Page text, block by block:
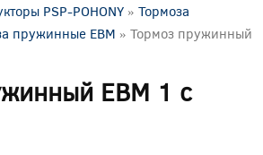
PSP-POHONY » Тормоза
пружинные EBM » Тормоз пружинный
EBM 1 с